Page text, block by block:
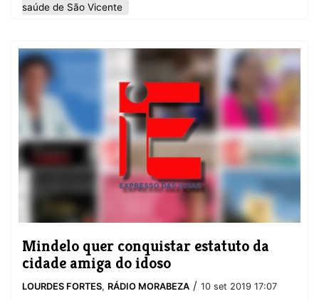
saúde de São Vicente
Mindelo quer conquistar estatuto da
cidade amiga do idoso
LOURDES FORTES, RÁDIO MORABEZA / 10 set 2019 17:07